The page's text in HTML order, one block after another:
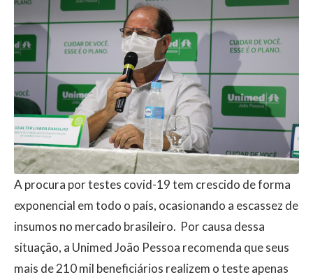
A procura por testes covid-19 tem crescido de forma
exponencial em todo o país, ocasionando a escassez de
insumos no mercado brasileiro. Por causa dessa
situação, a Unimed João Pessoa recomenda que seus
mais de 210 mil beneficiários realizem o teste apenas